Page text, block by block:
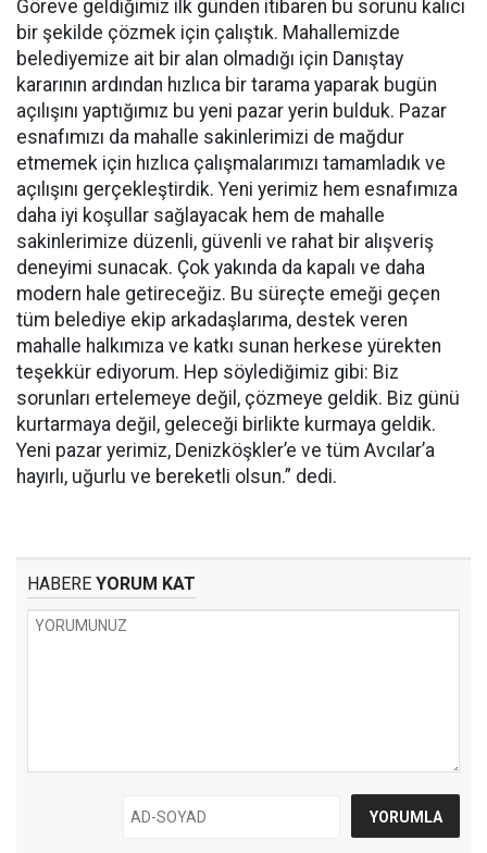
Göreve geldiğimiz ilk günden itibaren bu sorunu kalıcı
bir şekilde çözmek için çalıştık. Mahallemizde
belediyemize ait bir alan olmadığı için Danıştay
kararının ardından hızlıca bir tarama yaparak bugün
açılışını yaptığımız bu yeni pazar yerin bulduk. Pazar
esnafımızı da mahalle sakinlerimizi de mağdur
etmemek için hızlıca çalışmalarımızı tamamladık ve
açılışını gerçekleştirdik. Yeni yerimiz hem esnafımıza
daha iyi koşullar sağlayacak hem de mahalle
sakinlerimize düzenli, güvenli ve rahat bir alışveriş
deneyimi sunacak. Çok yakında da kapalı ve daha
modern hale getireceğiz. Bu süreçte emeği geçen
tüm belediye ekip arkadaşlarıma, destek veren
mahalle halkımıza ve katkı sunan herkese yürekten
teşekkür ediyorum. Hep söylediğimiz gibi: Biz
sorunları ertelemeye değil, çözmeye geldik. Biz günü
kurtarmaya değil, geleceği birlikte kurmaya geldik.
Yeni pazar yerimiz, Denizköşkler’e ve tüm Avcılar’a
hayırlı, uğurlu ve bereketli olsun.” dedi.
HABERE YORUM KAT